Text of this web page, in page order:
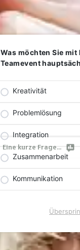
Eine kurze Frage...
Was möchten Sie mit
Teamevent
Kreativität
Problemlösung
Integration
Zusammenarbeit
Kommunikation